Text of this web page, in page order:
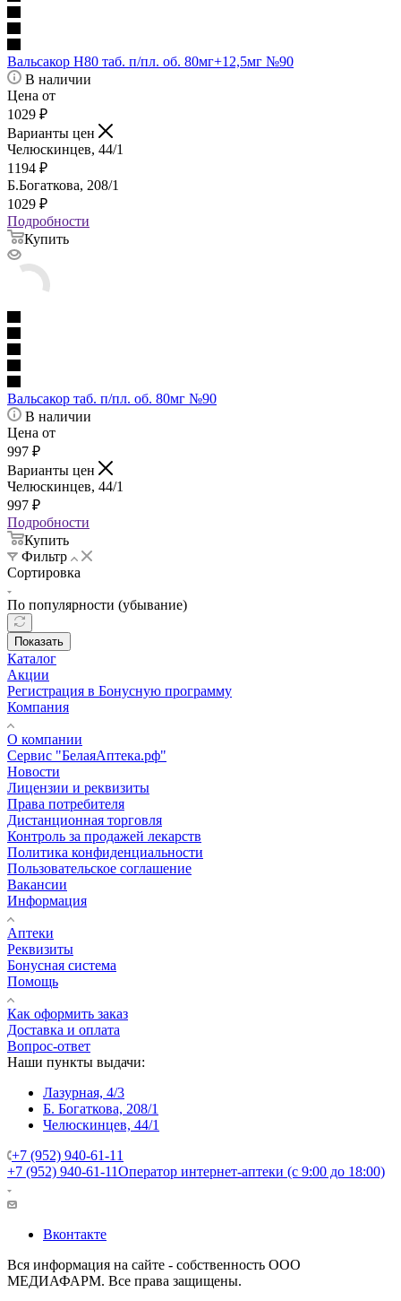
Вальсакор Н80 таб. п/пл. об. 80мг+12,5мг №90
В наличии
Цена от
1029 ₽
Варианты цен
Челюскинцев, 44/1
1194 ₽
Б.Богаткова, 208/1
1029 ₽
Подробности
Купить
Вальсакор таб. п/пл. об. 80мг №90
В наличии
Цена от
997 ₽
Варианты цен
Челюскинцев, 44/1
997 ₽
Подробности
Купить
Фильтр
Сортировка
По популярности (убывание)
Показать
Каталог
Акции
Регистрация в Бонусную программу
Компания
О компании
Сервис "БелаяАптека.рф"
Новости
Лицензии и реквизиты
Права потребителя
Дистанционная торговля
Контроль за продажей лекарств
Политика конфиденциальности
Пользовательское соглашение
Вакансии
Информация
Аптеки
Реквизиты
Бонусная система
Помощь
Как оформить заказ
Доставка и оплата
Вопрос-ответ
Наши пункты выдачи:
Лазурная, 4/3
Б. Богаткова, 208/1
Челюскинцев, 44/1
+7 (952) 940-61-11
+7 (952) 940-61-11Оператор интернет-аптеки (с 9:00 до 18:00)
Вконтакте
Вся информация на сайте - собственность ООО
МЕДИАФАРМ. Все права защищены.